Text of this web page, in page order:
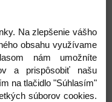
Na zlepšenie vášho
obsahu využívame
nám umožníte
a prispôsobiť našu
na tlačidlo "Súhlasím"
súborov cookies.